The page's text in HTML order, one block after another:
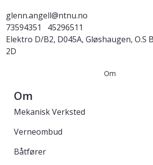
glenn.angell@ntnu.no
73594351
45296511
Elektro D/B2, D045A, Gløshaugen, O.S
2D
Om
Om
Mekanisk Verksted
Verneombud
Båtfører